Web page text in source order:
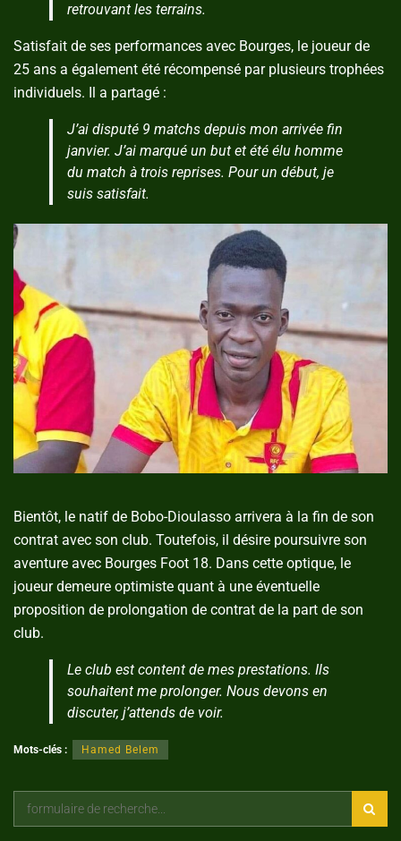
retrouvant les terrains.
Satisfait de ses performances avec Bourges, le joueur de
25 ans a également été récompensé par plusieurs trophées
individuels. Il a partagé :
J’ai disputé 9 matchs depuis mon arrivée fin
janvier. J’ai marqué un but et été élu homme
du match à trois reprises. Pour un début, je
suis satisfait.
Bientôt, le natif de Bobo-Dioulasso arrivera à la fin de son
contrat avec son club. Toutefois, il désire poursuivre son
aventure avec Bourges Foot 18. Dans cette optique, le
joueur demeure optimiste quant à une éventuelle
proposition de prolongation de contrat de la part de son
club.
Le club est content de mes prestations. Ils
souhaitent me prolonger. Nous devons en
discuter, j’attends de voir.
Mots-clés : Hamed Belem